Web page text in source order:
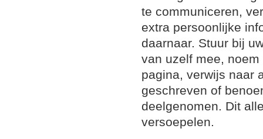
te communiceren,
extra persoonlijke
daarnaar. Stuur bij
van uzelf mee,
pagina, verwijs naar
geschreven of
deelgenomen. Dit
versoepelen.